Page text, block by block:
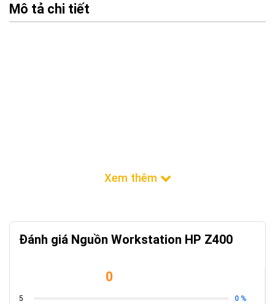
Mô tả chi tiết
Đánh giá Nguồn Workstation HP Z400
0
5
0 %